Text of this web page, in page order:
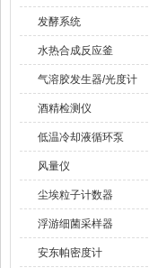
发酵系统
水热合成反应釜
气溶胶发生器/光度计
酒精检测仪
低温冷却液循环泵
风量仪
尘埃粒子计数器
浮游细菌采样器
安东帕密度计